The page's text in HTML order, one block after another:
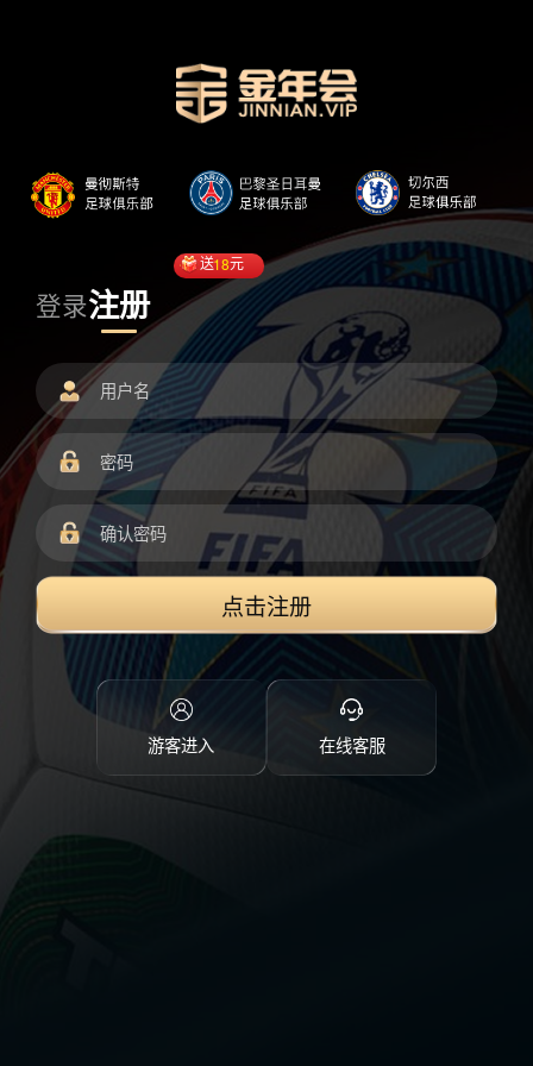
登录注册
送18元
点击注册
游客进入 在线客服